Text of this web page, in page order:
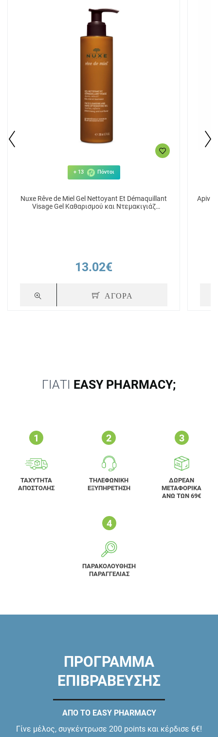
+ 13 Πόντοι
Nuxe Rêve de Miel Gel Nettoyant Et Démaquillant
Visage Gel Καθαρισμού και Ντεμακιγιάζ
13.02€
ΑΓΟΡΑ
ΓΙΑΤΙ EASY PHARMACY;
ΤΑΧΥΤΗΤΑ
ΑΠΟΣΤΟΛΗΣ
ΤΗΛΕΦΩΝΙΚΗ
ΕΞΥΠΗΡΕΤΗΣΗ
ΔΩΡΕΑΝ
ΜΕΤΑΦΟΡΙΚΑ
ΑΝΩ ΤΩΝ 69€
ΠΑΡΑΚΟΛΟΥΘΗΣΗ
ΠΑΡΑΓΓΕΛΙΑΣ
ΠΡΟΓΡΑΜΜΑ
ΕΠΙΒΡΑΒΕΥΣΗΣ
ΑΠΟ ΤΟ EASY PHARMACY
Γίνε μέλος, συγκέντρωσε 200 points και κέρδισε 6€!